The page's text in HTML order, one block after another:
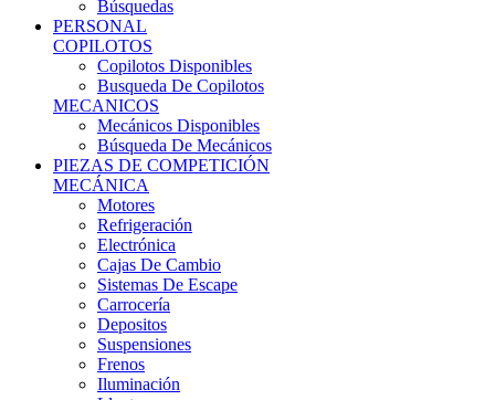
Búsquedas
PERSONAL
COPILOTOS
Copilotos Disponibles
Busqueda De Copilotos
MECANICOS
Mecánicos Disponibles
Búsqueda De Mecánicos
PIEZAS DE COMPETICIÓN
MECÁNICA
Motores
Refrigeración
Electrónica
Cajas De Cambio
Sistemas De Escape
Carrocería
Depositos
Suspensiones
Frenos
Iluminación